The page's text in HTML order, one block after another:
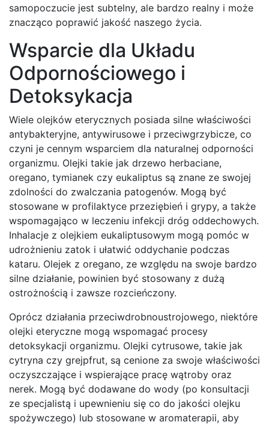
samopoczucie jest subtelny, ale bardzo realny i może
znacząco poprawić jakość naszego życia.
Wsparcie dla Układu
Odpornościowego i
Detoksykacja
Wiele olejków eterycznych posiada silne właściwości
antybakteryjne, antywirusowe i przeciwgrzybicze, co
czyni je cennym wsparciem dla naturalnej odporności
organizmu. Olejki takie jak drzewo herbaciane,
oregano, tymianek czy eukaliptus są znane ze swojej
zdolności do zwalczania patogenów. Mogą być
stosowane w profilaktyce przeziębień i grypy, a także
wspomagająco w leczeniu infekcji dróg oddechowych.
Inhalacje z olejkiem eukaliptusowym mogą pomóc w
udrożnieniu zatok i ułatwić oddychanie podczas
kataru. Olejek z oregano, ze względu na swoje bardzo
silne działanie, powinien być stosowany z dużą
ostrożnością i zawsze rozcieńczony.
Oprócz działania przeciwdrobnoustrojowego, niektóre
olejki eteryczne mogą wspomagać procesy
detoksykacji organizmu. Olejki cytrusowe, takie jak
cytryna czy grejpfrut, są cenione za swoje właściwości
oczyszczające i wspierające pracę wątroby oraz
nerek. Mogą być dodawane do wody (po konsultacji
ze specjalistą i upewnieniu się co do jakości olejku
spożywczego) lub stosowane w aromaterapii, aby